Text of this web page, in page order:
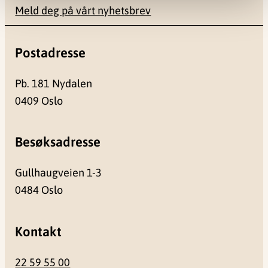
Meld deg på vårt nyhetsbrev
Postadresse
Pb. 181 Nydalen
0409 Oslo
Besøksadresse
Gullhaugveien 1-3
0484 Oslo
Kontakt
22 59 55 00